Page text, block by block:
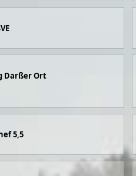
Darßer Ort
5,5